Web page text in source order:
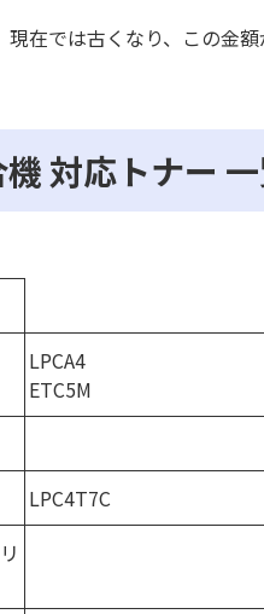
現在では古くなり、この金
対応トナー
LPCA4
ETC5M
LPC4T7C